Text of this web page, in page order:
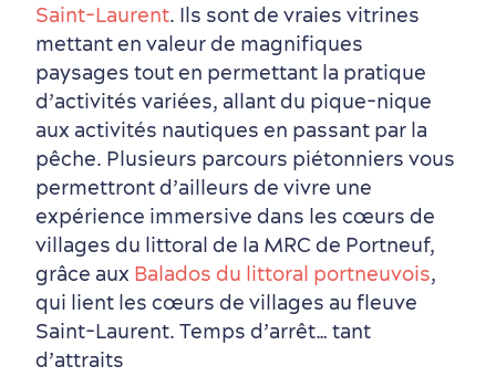
Autour du centre-ville
Activités en été
dans le Vieux-Québec
Hôtels écologiques
Magazine Québec cité
Saint-Laurent. Ils sont de vraies vitrines
mettant en valeur de magnifiques
paysages tout en permettant la pratique
d’activités variées, allant du pique-nique
aux activités nautiques en passant par la
pêche. Plusieurs parcours piétonniers vous
permettront d’ailleurs de vivre une
expérience immersive dans les cœurs de
villages du littoral de la MRC de Portneuf,
grâce aux Balados du littoral portneuvois,
qui lient les cœurs de villages au fleuve
Saint-Laurent. Temps d’arrêt… tant
d’attraits